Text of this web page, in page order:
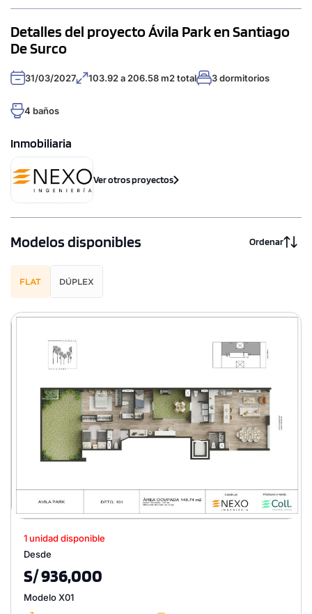
Detalles del proyecto Ávila Park en Santiago
De Surco
31/03/2027 103.92 a 206.58 m2 total 3 dormitorios
4 baños
Inmobiliaria
Ver otros proyectos
Modelos disponibles Ordenar
FLAT DÚPLEX
1 unidad disponible
Desde
S/ 936,000
Modelo X01